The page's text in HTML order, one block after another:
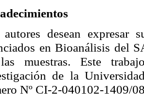
desean expresar
en Bioanálisis del
muestras. Este
de la
Nº CI-2-040102-1409/